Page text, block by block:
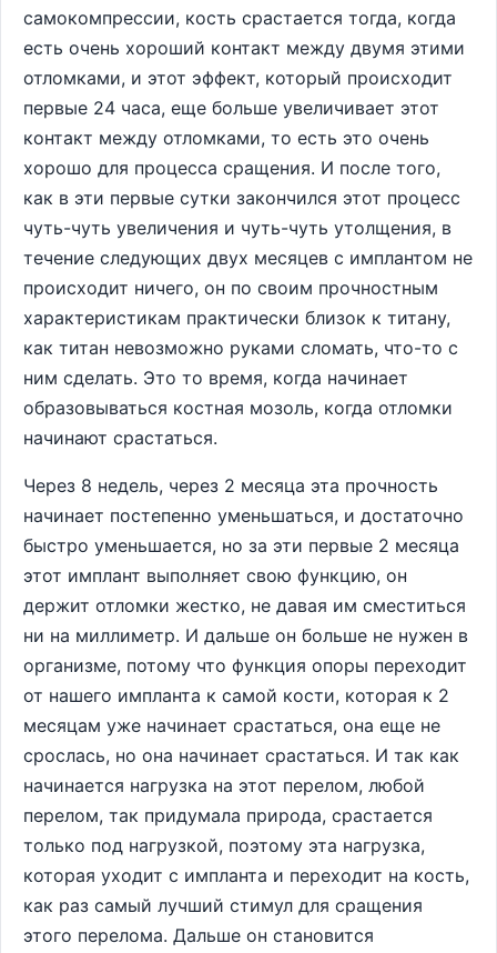
самокомпрессии, кость срастается тогда, когда
есть очень хороший контакт между двумя этими
отломками, и этот эффект, который происходит
первые 24 часа, еще больше увеличивает этот
контакт между отломками, то есть это очень
хорошо для процесса сращения. И после того,
как в эти первые сутки закончился этот процесс
чуть-чуть увеличения и чуть-чуть утолщения, в
течение следующих двух месяцев с имплантом не
происходит ничего, он по своим прочностным
характеристикам практически близок к титану,
как титан невозможно руками сломать, что-то с
ним сделать. Это то время, когда начинает
образовываться костная мозоль, когда отломки
начинают срастаться.
Через 8 недель, через 2 месяца эта прочность
начинает постепенно уменьшаться, и достаточно
быстро уменьшается, но за эти первые 2 месяца
этот имплант выполняет свою функцию, он
держит отломки жестко, не давая им сместиться
ни на миллиметр. И дальше он больше не нужен в
организме, потому что функция опоры переходит
от нашего импланта к самой кости, которая к 2
месяцам уже начинает срастаться, она еще не
срослась, но она начинает срастаться. И так как
начинается нагрузка на этот перелом, любой
перелом, так придумала природа, срастается
только под нагрузкой, поэтому эта нагрузка,
которая уходит с импланта и переходит на кость,
как раз самый лучший стимул для сращения
этого перелома. Дальше он становится